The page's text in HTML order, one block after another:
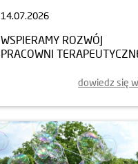
14.07.2026
WSPIERAMY ROZWÓJ
PRACOWNI
dowiedz się